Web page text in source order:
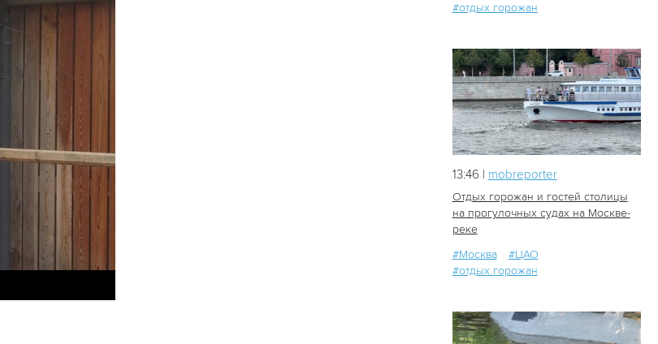
#отдых горожан
13:46 | mobreporter
Отдых горожан и гостей столицы
на прогулочных судах на Москве-
реке
#Москва
#ЦАО
#отдых горожан